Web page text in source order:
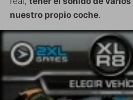
nuestro propio coche.